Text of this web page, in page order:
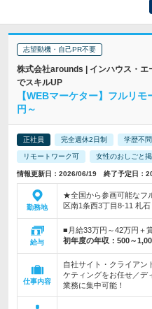
志望動機・自己PR不要
株式会社arounds | インハウス・
でスキルUP
【WEBマーケター】フルリ
円～
正社員 完全週休2日制 学歴不問
リモートワーク可 女性のおしごと
情報更新日：2026/06/19 終了予定日：
勤務地
★全国から参画可能なフ
区南1条西3丁目8-11 札
給与
■月給33万円～42万円＋
初年度の年収： 500～
仕事内容
自社サイト・クライアン
ケティングをお任せ／デ
業務に集中可能！